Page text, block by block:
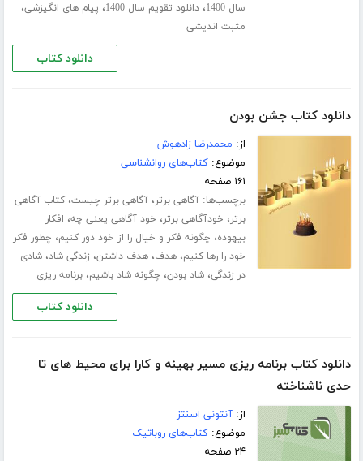
سال 1400
،دانلود تقویم سال 1400 ، پیام های انگیزشی،
مثبت اندیشی
دانلود کتاب
دانلود کتاب جشن بودن
از: محمدرضا زادهوش
موضوع:کتاب‌های روانشناسی
۱۶۱ صفحه
برچسب‌ها:آگاهی برتر،آگاهی برتر چیست،کتاب آگاهی
برتر، خودآگاهی برتر، خود آگاهی یعنی چه، افکار
بیهوده، چگونه فکر و خیال را از خود دور کنیم، چطور فکر
خود را رها کنیم،هدف،هدف داشتن، زندگی شاد،شادی
در زندگی،شاد بودن، چگونه شاد باشیم،برنامه ریزی
دانلود کتاب
دانلود کتاب برنامه ریزی مسیر بهینه و کارا برای محیط های تا
حدی ناشناخته
از:آنتونی اسنتز
موضوع:کتاب‌های روباتیک
۲۴ صفحه